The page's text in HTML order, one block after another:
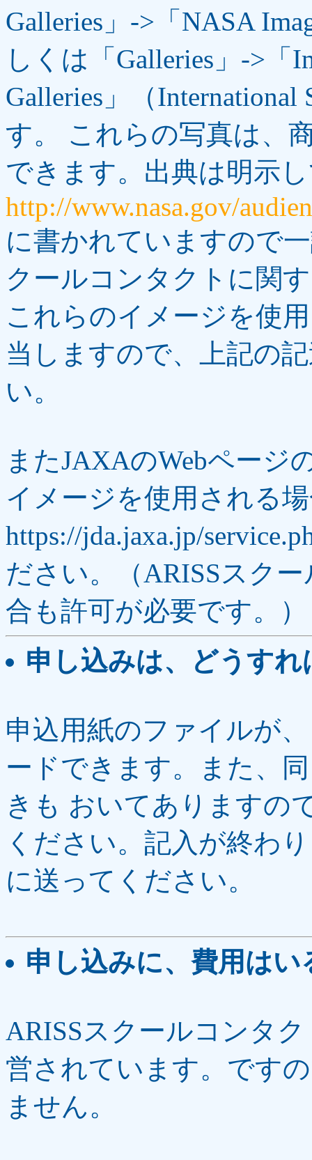
Galleries」->「NASA
しくは「Galleries」->「
Galleries」（
す。 これらの写真は、
できます。出典は明示
http://www.nasa.gov/
に書かれていますので
クールコンタクトに関
これらのイメージを使
当しますので、上記の
い。
またJAXAのWebページ
イメージを使用される
https://jda.jaxa.jp/
ださい。（ARISSスク
合も許可が必要です。）
申し込みは、どうす
申込用紙のファイルが、
ードできます。また、
きも おいてありますの
ください。記入が終わ
に送ってください。
申し込みに、費用はい
ARISSスクールコンタ
営されています。です
ません。